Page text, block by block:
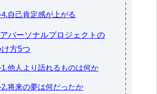
4.自己肯定感が上がる
パーソナルプロジェクトの
け方5つ
1.他人より語れるものは何か
2.将来の夢は何だったか